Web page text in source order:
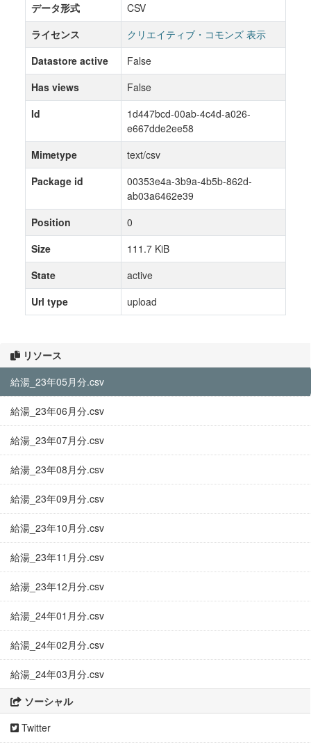
リソース
給湯_23年05月分.csv
給湯_23年06月分.csv
給湯_23年07月分.csv
給湯_23年08月分.csv
給湯_23年09月分.csv
給湯_23年10月分.csv
給湯_23年11月分.csv
給湯_23年12月分.csv
給湯_24年01月分.csv
給湯_24年02月分.csv
給湯_24年03月分.csv
ソーシャル
Twitter
データ形式
CSV
ライセンス
クリエイティブ・コモンズ 表示
Datastore active
False
Has views
False
Id
1d447bcd-00ab-4c4d-a026-
e667dde2ee58
Mimetype
text/csv
Package id
00353e4a-3b9a-4b5b-862d-
ab03a6462e39
Position
0
Size
111.7 KiB
State
active
Url type
upload